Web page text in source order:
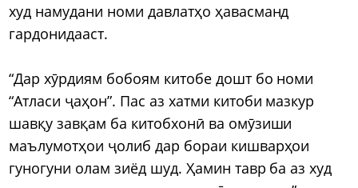
худ намудани номи давлатҳо ҳавасманд
гардонидааст.
“Дар хӯрдиям бобоям китобе дошт бо номи
“Атласи ҷаҳон”. Пас аз хатми китоби мазкур
шавқу завқам ба китобхонӣ ва омӯзиши
маълумотҳои ҷолиб дар бораи кишварҳои
гуногуни олам зиёд шуд. Ҳамин тавр ба аз худ